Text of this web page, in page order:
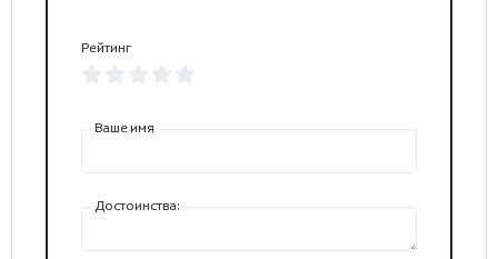
Рейтинг
Ваше имя
Достоинства: